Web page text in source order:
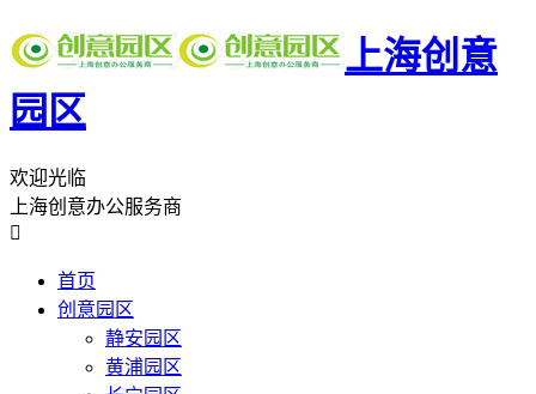
上海创意
园区
欢迎光临
上海创意办公服务商

首页
创意园区
静安园区
黄浦园区